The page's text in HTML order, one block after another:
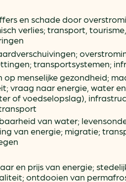
en schade door
verlies; transport,
transportsystemen;
op menselijke gezondheid;
vraag naar energie, water
of voedselopslag),
van water;
van energie; migratie;
en prijs van energie;
ontdooien van